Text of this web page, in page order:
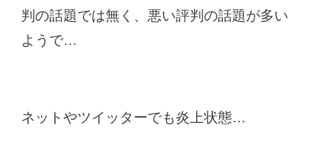
判の話題では無く、悪い評判の話題が多い
ようで…
ネットやツイッターでも炎上状態…